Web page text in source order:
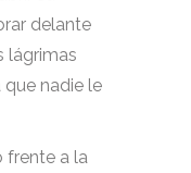
delante
lágrimas
que nadie le
frente a la